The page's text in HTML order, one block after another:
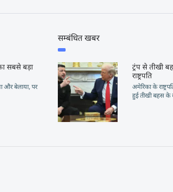
सबसे बड़ा
बेलाया, पर
सम्बंधित खबर
ट्रंप से तीखी
राष्ट्रपति
अमेरिका के
हुई तीखी बहस के